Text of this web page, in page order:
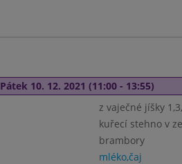
Pátek 10. 12. 2021 (11:00 - 13:55)
z vaječné jíšky
kuřecí stehno v
brambory
mléko,čaj